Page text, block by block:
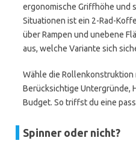
ergonomische Griffhöhe und
Situationen ist ein 2-Rad-
über Rampen und unebene
aus, welche Variante sich
Wähle die Rollenkonstruktion
Berücksichtige Untergründe,
Budget. So triffst du eine
Spinner oder nicht?